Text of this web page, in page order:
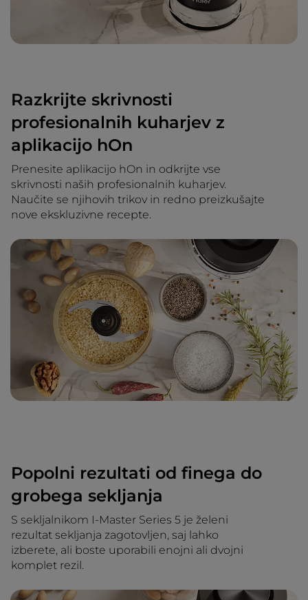
Razkrijte skrivnosti
profesionalnih kuharjev z
aplikacijo hOn
Prenesite aplikacijo hOn in odkrijte vse
skrivnosti naših profesionalnih kuharjev.
Naučite se njihovih trikov in redno preizkušajte
nove ekskluzivne recepte.
Popolni rezultati od finega do
grobega sekljanja
S sekljalnikom I-Master Series 5 je želeni
rezultat sekljanja zagotovljen, saj lahko
izberete, ali boste uporabili enojni ali dvojni
komplet rezil.